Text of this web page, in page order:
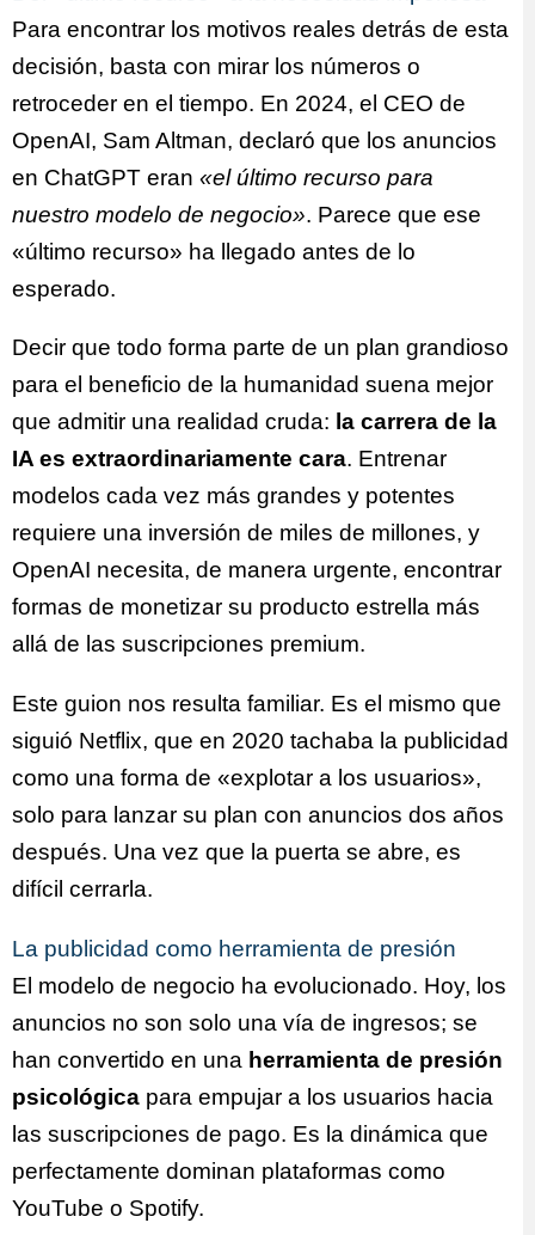
Para encontrar los motivos reales detrás de esta
decisión, basta con mirar los números o
retroceder en el tiempo. En 2024, el CEO de
OpenAI, Sam Altman, declaró que los anuncios
en ChatGPT eran «el último recurso para
nuestro modelo de negocio». Parece que ese
«último recurso» ha llegado antes de lo
esperado.
Decir que todo forma parte de un plan grandioso
para el beneficio de la humanidad suena mejor
que admitir una realidad cruda: la carrera de la
IA es extraordinariamente cara. Entrenar
modelos cada vez más grandes y potentes
requiere una inversión de miles de millones, y
OpenAI necesita, de manera urgente, encontrar
formas de monetizar su producto estrella más
allá de las suscripciones premium.
Este guion nos resulta familiar. Es el mismo que
siguió Netflix, que en 2020 tachaba la publicidad
como una forma de «explotar a los usuarios»,
solo para lanzar su plan con anuncios dos años
después. Una vez que la puerta se abre, es
difícil cerrarla.
La publicidad como herramienta de presión
El modelo de negocio ha evolucionado. Hoy, los
anuncios no son solo una vía de ingresos; se
han convertido en una herramienta de presión
psicológica para empujar a los usuarios hacia
las suscripciones de pago. Es la dinámica que
perfectamente dominan plataformas como
YouTube o Spotify.